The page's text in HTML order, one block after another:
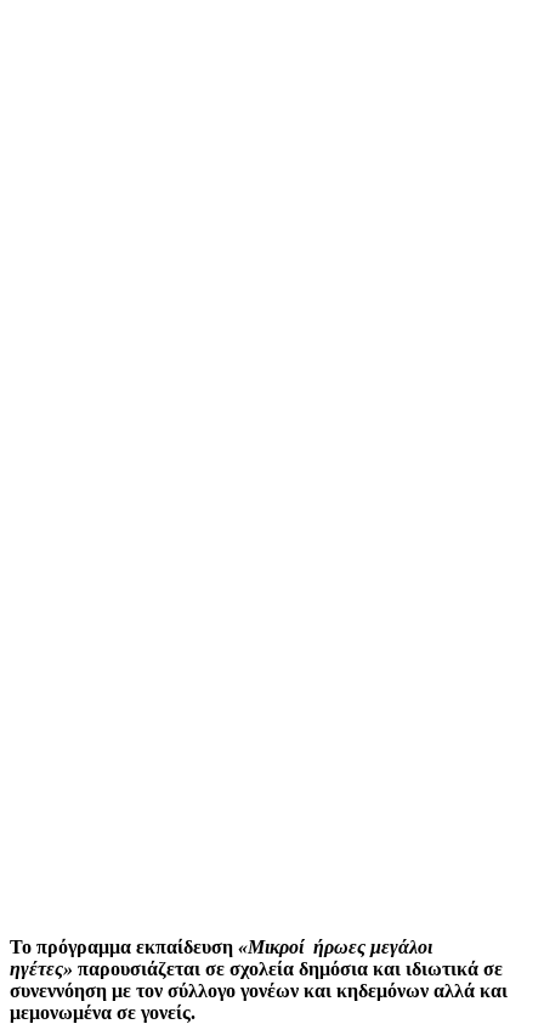
Το πρόγραμμα εκπαίδευση «Μικροί ήρωες μεγάλοι
ηγέτες» παρουσιάζεται σε σχολεία δημόσια και ιδιωτικά σε
συνεννόηση με τον σύλλογο γονέων και κηδεμόνων αλλά και
μεμονωμένα σε γονείς.